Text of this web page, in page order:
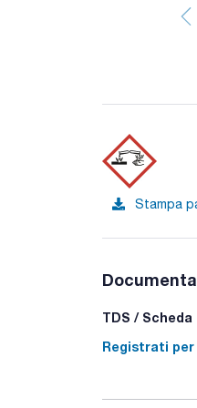
Stampa
TDS /
Registrati per